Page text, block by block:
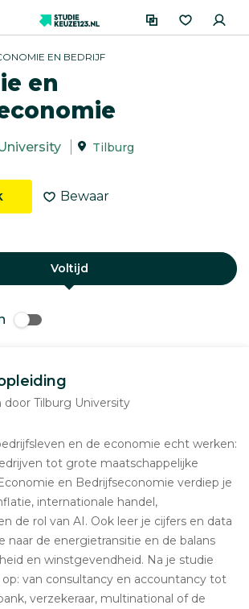
EN BEDRIJF
en
Tilburg
Bewaar
Voltijd
door Tilburg University
en de economie echt werken:
tot grote maatschappelijke
en Bedrijfseconomie verdiep je
internationale handel,
de rol van AI. Ook leer je cijfers en data
naar de energietransitie en de balans
en winstgevendheid. Na je studie
van consultancy en accountancy tot
verzekeraar, multinational of de